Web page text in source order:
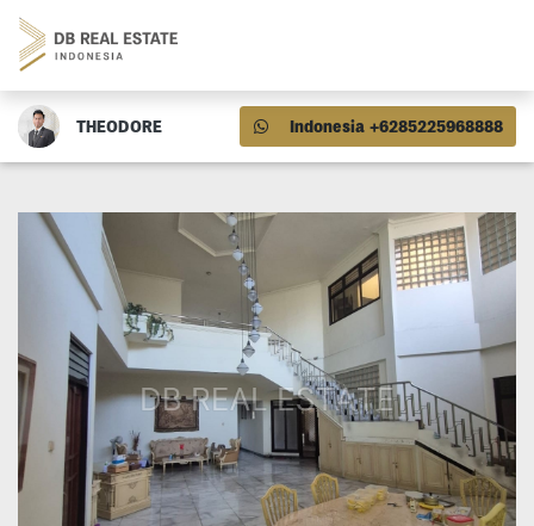
THEODORE Indonesia +6285225968888